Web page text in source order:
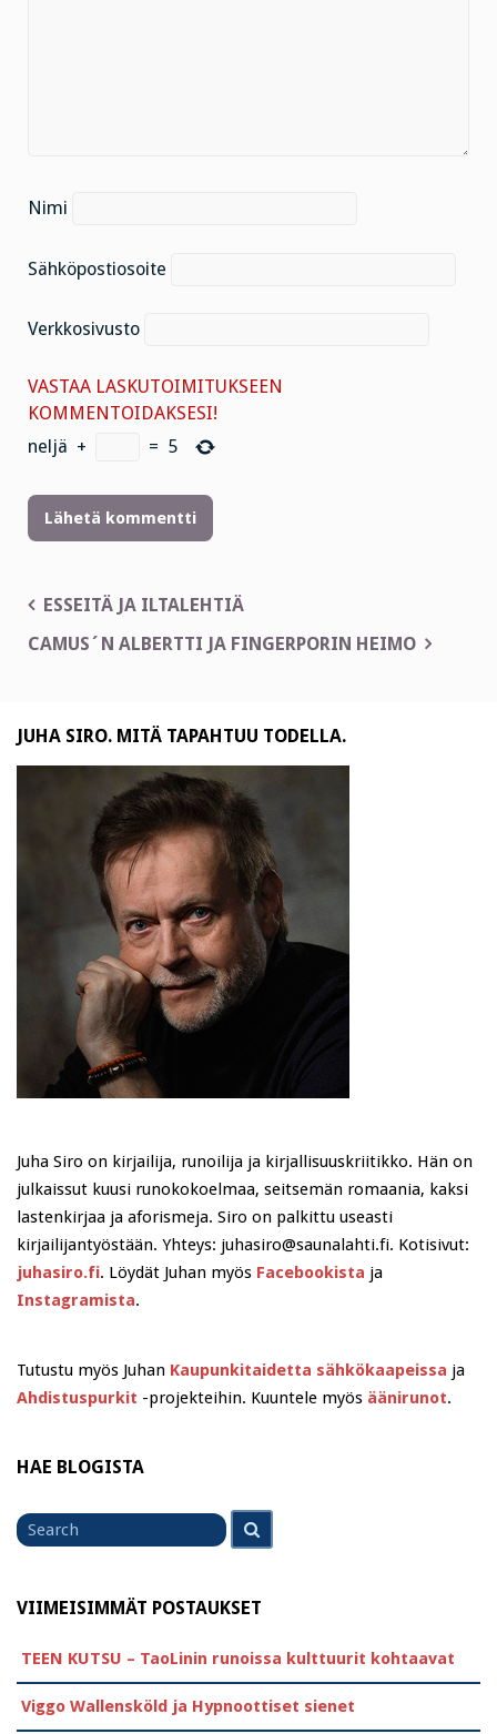
Nimi
Sähköpostiosoite
Verkkosivusto
VASTAA LASKUTOIMITUKSEEN
KOMMENTOIDAKSESI!
neljä + = 5
Artikkelien
selaus
ESSEITÄ JA ILTALEHTIÄ
CAMUS´N ALBERTTI JA FINGERPORIN HEIMO
JUHA SIRO. MITÄ TAPAHTUU TODELLA.
Juha Siro on kirjailija, runoilija ja kirjallisuuskriitikko. Hän on
julkaissut kuusi runokokoelmaa, seitsemän romaania, kaksi
lastenkirjaa ja aforismeja. Siro on palkittu useasti
kirjailijantyöstään. Yhteys: juhasiro@saunalahti.fi. Kotisivut:
juhasiro.fi. Löydät Juhan myös Facebookista ja
Instagramista.
Tutustu myös Juhan Kaupunkitaidetta sähkökaapeissa ja
Ahdistuspurkit -projekteihin. Kuuntele myös äänirunot.
HAE BLOGISTA
Search
for
VIIMEISIMMÄT POSTAUKSET
TEEN KUTSU – TaoLinin runoissa kulttuurit kohtaavat
Viggo Wallensköld ja Hypnoottiset sienet